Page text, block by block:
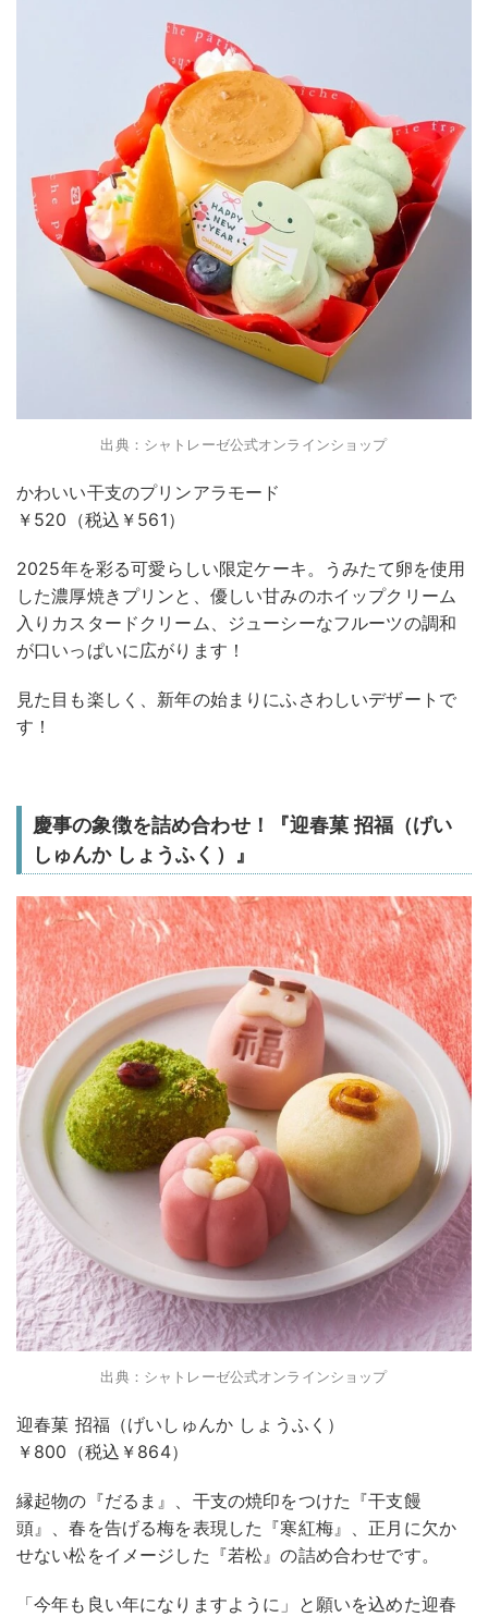
出典：シャトレーゼ公式オンラインショップ
かわいい干支のプリンアラモード
￥520（税込￥561）
2025年を彩る可愛らしい限定ケーキ。うみたて卵を使用
した濃厚焼きプリンと、優しい甘みのホイップクリーム
入りカスタードクリーム、ジューシーなフルーツの調和
が口いっぱいに広がります！
見た目も楽しく、新年の始まりにふさわしいデザートで
す！
慶事の象徴を詰め合わせ！『迎春菓 招福（げい
しゅんか しょうふく）』
出典：シャトレーゼ公式オンラインショップ
迎春菓 招福（げいしゅんか しょうふく）
￥800（税込￥864）
縁起物の『だるま』、干支の焼印をつけた『干支饅
頭』、春を告げる梅を表現した『寒紅梅』、正月に欠か
せない松をイメージした『若松』の詰め合わせです。
「今年も良い年になりますように」と願いを込めた迎春